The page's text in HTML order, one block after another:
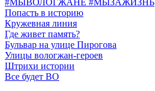
#МЫВОЛОГЖАНЕ #МЫЗАЖИЗНЬ
Попасть в историю
Кружевная линия
Где живет память?
Бульвар на улице Пирогова
Улицы вологжан-героев
Штрихи истории
Все будет ВО